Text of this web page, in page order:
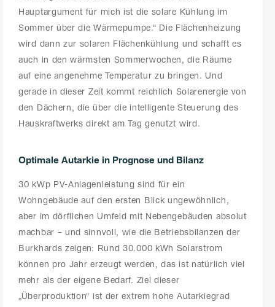
Hauptargument für mich ist die solare Kühlung im
Sommer über die Wärmepumpe.“ Die Flächenheizung
wird dann zur solaren Flächenkühlung und schafft es
auch in den wärmsten Sommerwochen, die Räume
auf eine angenehme Temperatur zu bringen. Und
gerade in dieser Zeit kommt reichlich Solarenergie von
den Dächern, die über die intelligente Steuerung des
Hauskraftwerks direkt am Tag genutzt wird.
Optimale Autarkie in Prognose und Bilanz
30 kWp PV-Anlagenleistung sind für ein
Wohngebäude auf den ersten Blick ungewöhnlich,
aber im dörflichen Umfeld mit Nebengebäuden absolut
machbar – und sinnvoll, wie die Betriebsbilanzen der
Burkhards zeigen: Rund 30.000 kWh Solarstrom
können pro Jahr erzeugt werden, das ist natürlich viel
mehr als der eigene Bedarf. Ziel dieser
„Überproduktion“ ist der extrem hohe Autarkiegrad